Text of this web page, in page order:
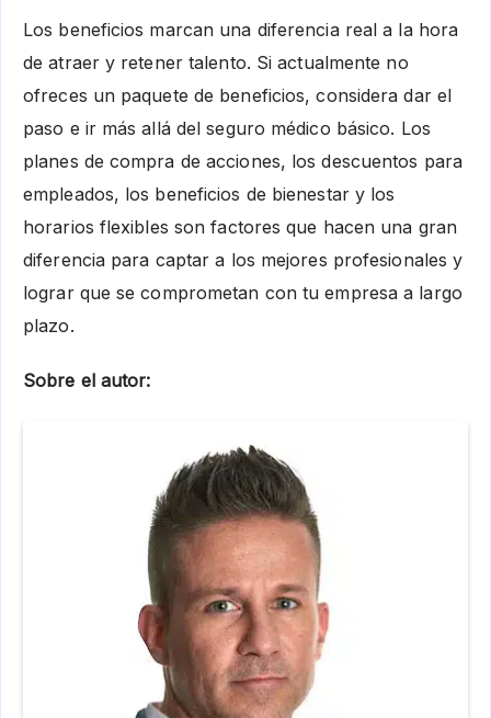
Los beneficios marcan una diferencia real a la hora
de atraer y retener talento. Si actualmente no
ofreces un paquete de beneficios, considera dar el
paso e ir más allá del seguro médico básico. Los
planes de compra de acciones, los descuentos para
empleados, los beneficios de bienestar y los
horarios flexibles son factores que hacen una gran
diferencia para captar a los mejores profesionales y
lograr que se comprometan con tu empresa a largo
plazo.
Sobre el autor: